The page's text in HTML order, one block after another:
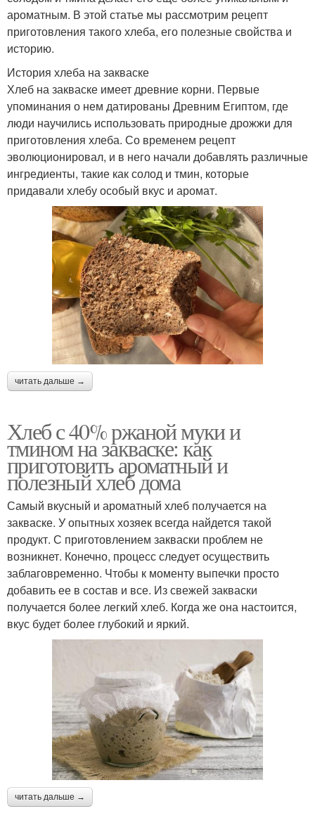
ароматным. В этой статье мы рассмотрим рецепт
приготовления такого хлеба, его полезные свойства и
историю.
История хлеба на закваске
Хлеб на закваске имеет древние корни. Первые
упоминания о нем датированы Древним Египтом, где
люди научились использовать природные дрожжи для
приготовления хлеба. Со временем рецепт
эволюционировал, и в него начали добавлять различные
ингредиенты, такие как солод и тмин, которые
придавали хлебу особый вкус и аромат.
читать дальше →
Хлеб с 40% ржаной муки и
тмином на закваске: как
приготовить ароматный и
полезный хлеб дома
Самый вкусный и ароматный хлеб получается на
закваске. У опытных хозяек всегда найдется такой
продукт. С приготовлением закваски проблем не
возникнет. Конечно, процесс следует осуществить
заблаговременно. Чтобы к моменту выпечки просто
добавить ее в состав и все. Из свежей закваски
получается более легкий хлеб. Когда же она настоится,
вкус будет более глубокий и яркий.
читать дальше →